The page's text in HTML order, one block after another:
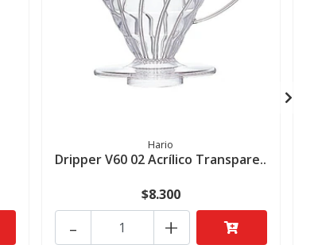
Hario
Dripper V60 02 Acrílico Transpare..
$8.300
+
-